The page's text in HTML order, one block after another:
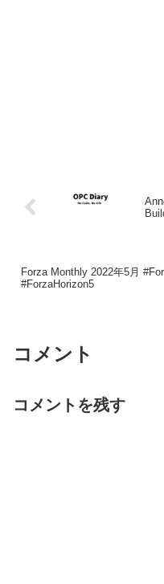
Forza Monthly 2022年5月
#ForzaHorizon5
コメント
コメントを残す